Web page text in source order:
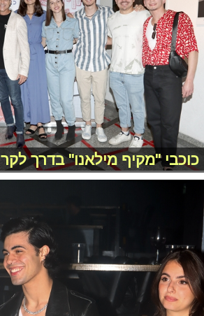
כוכבי "מקיף מילאנו" בדרך